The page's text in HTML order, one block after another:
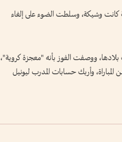
كانت وشيكة، وسلطت الضوء على إلغاء
ووصفت الفوز بأنه "معجزة كروية"،
وأربك حسابات المدرب ليونيل